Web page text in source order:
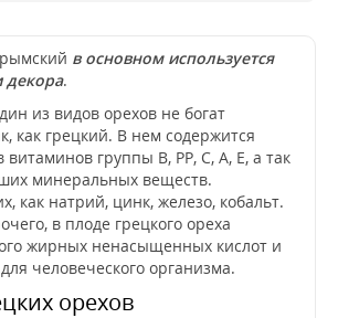
в основном используется
декора.
из видов орехов не богат
как грецкий. В нем содержится
группы B, PP, C, A, E, а так
минеральных веществ.
как натрий, цинк, железо, кобальт.
в плоде грецкого ореха
жирных ненасыщенных кислот и
человеческого организма.
орехов